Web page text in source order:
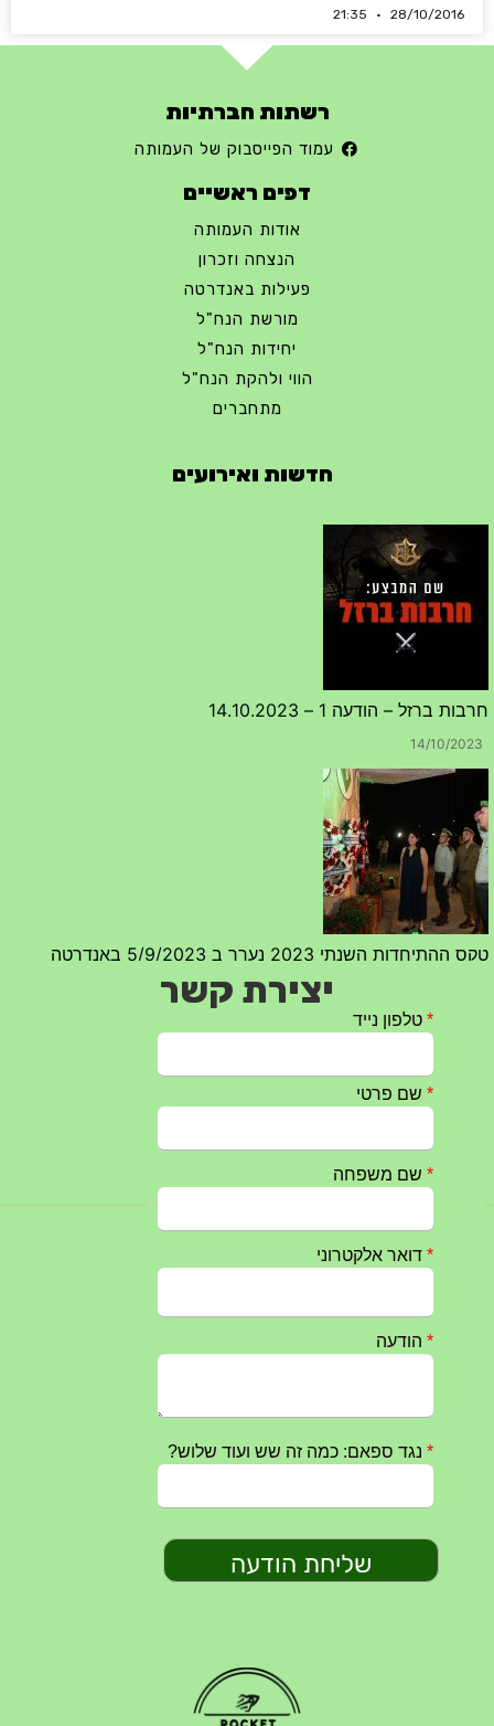
28/10/2016
רשתות חברתיות
עמוד הפייסבוק של העמותה
דפים ראשיים
אודות העמותה
הנצחה וזכרון
פעילות באנדרטה
מורשת הנח"ל
יחידות הנח"ל
הווי ולהקת הנח"ל
מתחברים
חדשות ואירועים
14/10/2023
טקס ההתיחדות השנתי 2023 נערך ב 5/9/2023 באנדרטה
07/09/2023
20/07/2023
טקס ההתיחדות עם החללים לשנת 2025 – 10 יוני 2025
27/05/2025
25/09/2024
יצירת קשר